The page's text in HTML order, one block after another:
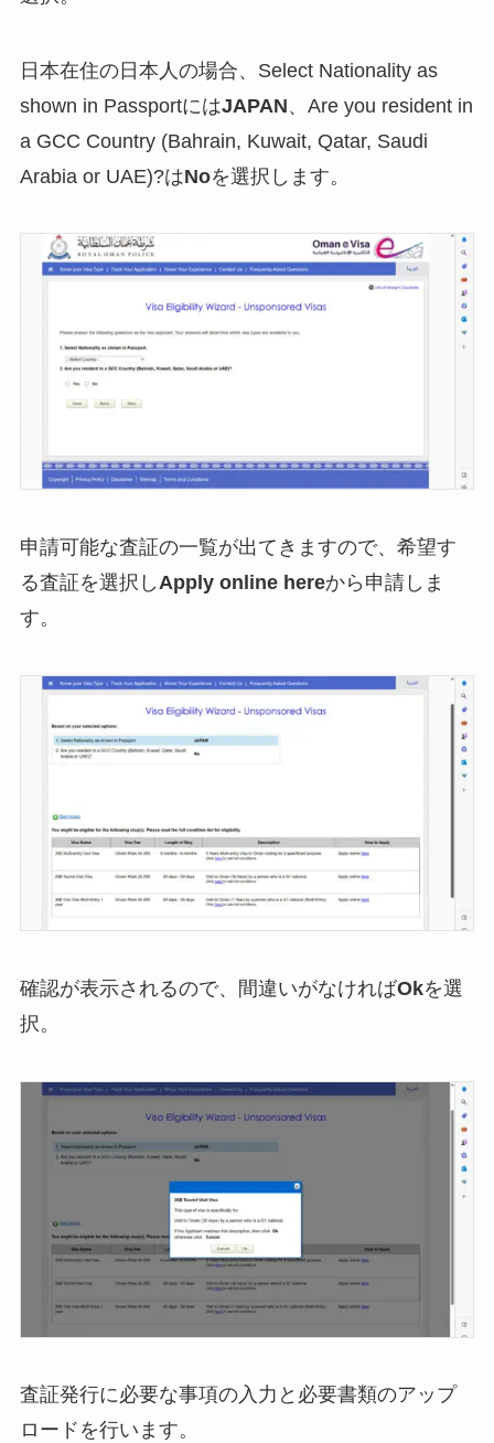
日本在住の日本人の場合、Select Nationality as
shown in PassportにはJAPAN、Are you resident in
a GCC Country (Bahrain, Kuwait, Qatar, Saudi
Arabia or UAE)?はNoを選択します。
申請可能な査証の一覧が出てきますので、希望す
る査証を選択し Apply online hereから申請しま
す。
確認が表示されるので、間違いがなければOkを選
択。
査証発行に必要な事項の入力と必要書類のアップ
ロードを行います。